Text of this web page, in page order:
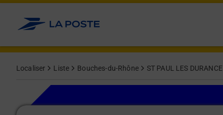
Allez au contenu
Localiser Liste Bouches-du-Rhône ST PAUL LES DURANCE
Le lien s'ouvre dans un nouvel onglet
Le lien s'ouvre dans un nouvel onglet
Afficher ou masquer la réponse
Afficher ou masquer la réponse
Afficher ou masquer la réponse
Afficher ou masquer la réponse
Afficher ou masquer la réponse
Afficher ou masquer la réponse